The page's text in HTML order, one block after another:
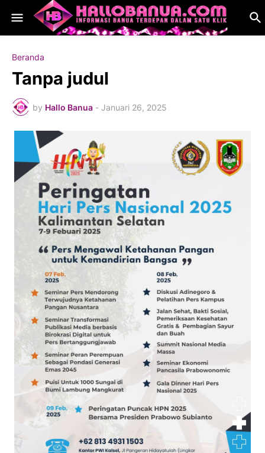
Beranda
Tanpa judul
by Hallo Banua - Januari 26, 2025